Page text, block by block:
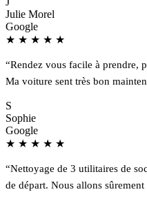
Julie Morel
Google
★ ★ ★ ★ ★
“Rendez vous facile à prendre,
Ma voiture sent très bon
S
Sophie
Google
★ ★ ★ ★ ★
“Nettoyage de 3 utilitaires de
de départ. Nous allons